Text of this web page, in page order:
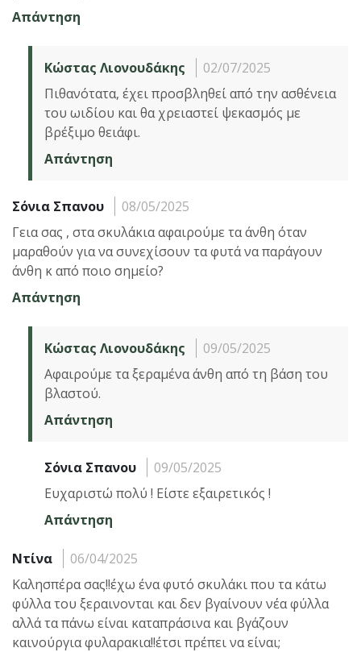
Απάντηση
Κώστας Λιονουδάκης
02/07/2025
Πιθανότατα, έχει προσβληθεί από την ασθένεια
του ωιδίου και θα χρειαστεί ψεκασμός με
βρέξιμο θειάφι.
Απάντηση
Σόνια Σπανου
08/05/2025
Γεια σας , στα σκυλάκια αφαιρούμε τα άνθη όταν
μαραθούν για να συνεχίσουν τα φυτά να παράγουν
άνθη κ από ποιο σημείο?
Απάντηση
Κώστας Λιονουδάκης
09/05/2025
Αφαιρούμε τα ξεραμένα άνθη από τη βάση του
βλαστού.
Απάντηση
Σόνια Σπανου
09/05/2025
Ευχαριστώ πολύ ! Είστε εξαιρετικός !
Απάντηση
Ντίνα
06/04/2025
Καλησπέρα σας!!έχω ένα φυτό σκυλάκι που τα κάτω
φύλλα του ξεραινονται και δεν βγαίνουν νέα φύλλα
αλλά τα πάνω είναι καταπράσινα και βγάζουν
καινούργια φυλαρακια!!έτσι πρέπει να είναι;